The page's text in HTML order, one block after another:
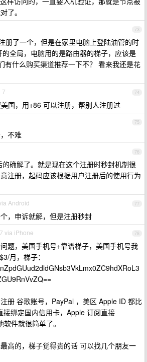
了。
73
册了一个，但是在家里电脑上登陆油管的时
全局，电脑用的是路由器的梯子，应该是
有什么购买渠道推荐一下不？ 看来我还是花
74
7
国，用+86 可以注册，帮别人注册过
75
不难
76
的确解了。就是现在这个注册时秒封机制很
注册，起码应该根据用户注册后的使用行为
77
Android
，申诉就解，但是注册秒封
78
via iPhone
题，美国手机号+靠谱梯子，美国手机号我
月，梯子：
册 谷歌账号，PayPal ，美区 Apple ID 都比
接绑定国内信用卡，Apple 订阅直接
件就很简单了。
高的，梯子觉得贵的话 可以找几个朋友一